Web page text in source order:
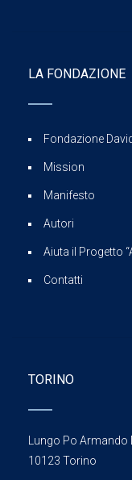
LA FONDAZIONE
Fondazione
Mission
Manifesto
Autori
Aiuta il Progetto
Contatti
TORINO
Lungo Po Armando
10123 Torino